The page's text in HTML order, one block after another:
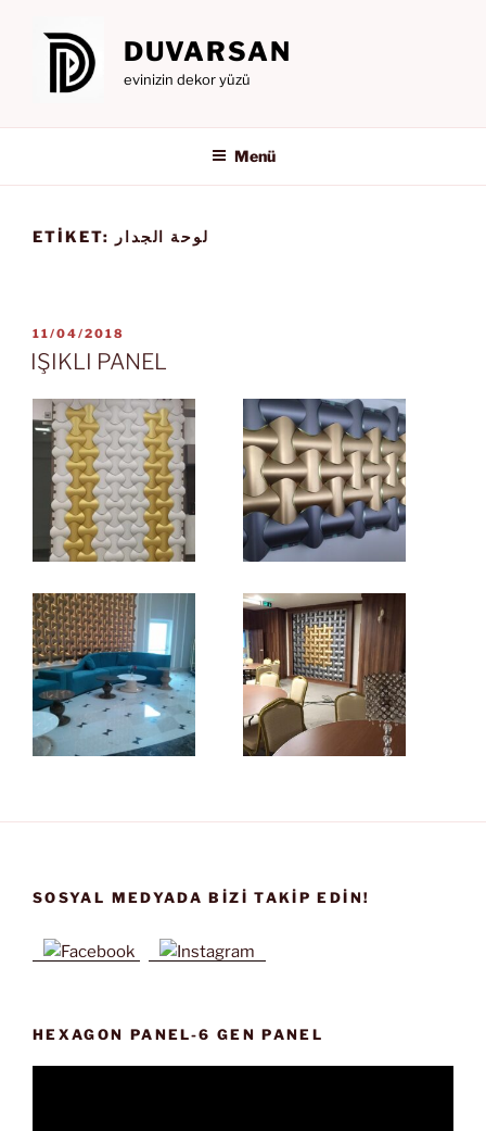
DUVARSAN
evinizin dekor yüzü
Menü
ETIKET: لوحة الجدار
YAYIM
TARIHI
11/04/2018
IŞIKLI PANEL
SOSYAL MEDYADA BIZI TAKIP EDIN!
HEXAGON PANEL-6 GEN PANEL